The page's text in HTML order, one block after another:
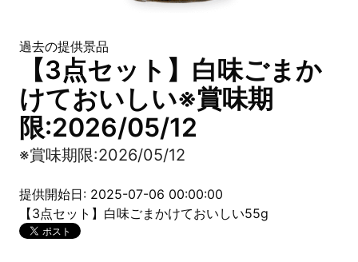
過去の提供景品
【3点セット】白味ごまか
けておいしい※賞味期
限:2026/05/12
※賞味期限:2026/05/12
提供開始日: 2025-07-06 00:00:00
【3点セット】白味ごまかけておいしい55g